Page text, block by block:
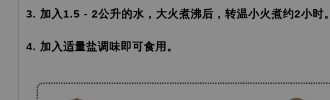
3. 加入1.5 - 2公升的水，大火煮沸后，转温小火煮约2小时。
4. 加入适量盐调味即可食用。